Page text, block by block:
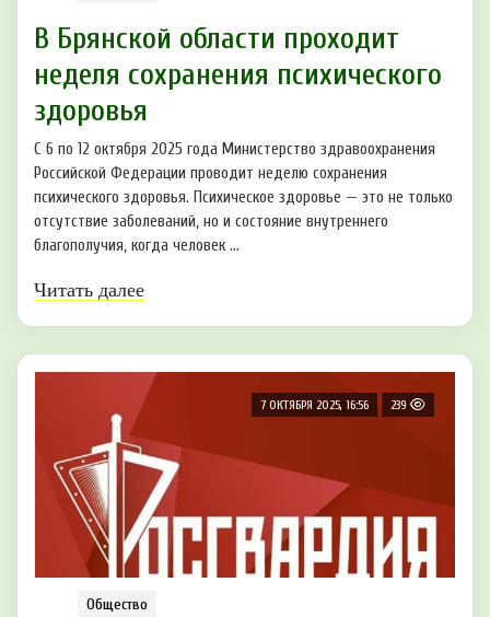
В Брянской области проходит
неделя сохранения психического
здоровья
С 6 по 12 октября 2025 года Министерство здравоохранения
Российской Федерации проводит неделю сохранения
психического здоровья. Психическое здоровье — это не только
отсутствие заболеваний, но и состояние внутреннего
благополучия, когда человек ...
Читать далее
7 ОКТЯБРЯ 2025, 16:56 239
Общество